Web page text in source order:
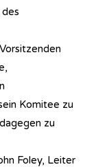
Komitee zu
zu
Foley, Leiter